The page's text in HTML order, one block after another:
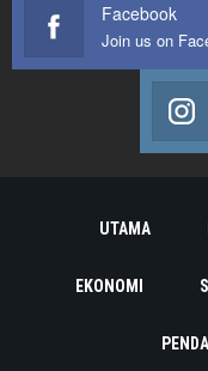
Facebook
Join us on
UTAMA
EKONOMI